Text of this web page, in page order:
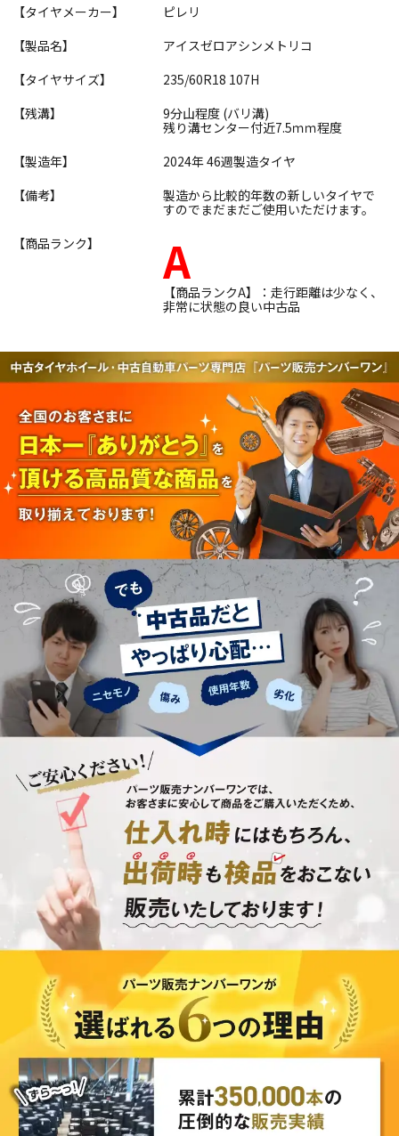
【タイヤメーカー】
ピレリ
【製品名】
アイスゼロアシンメトリコ
【タイヤサイズ】
235/60R18 107H
【残溝】
9分山程度 (バリ溝)
残り溝センター付近7.5ｍｍ程度
【製造年】
2024年 46週製造タイヤ
【備考】
製造から比較的年数の新しいタイヤで
すのでまだまだご使用いただけます。
【商品ランク】
A
【商品ランクA】：走行距離は少なく、
非常に状態の良い中古品